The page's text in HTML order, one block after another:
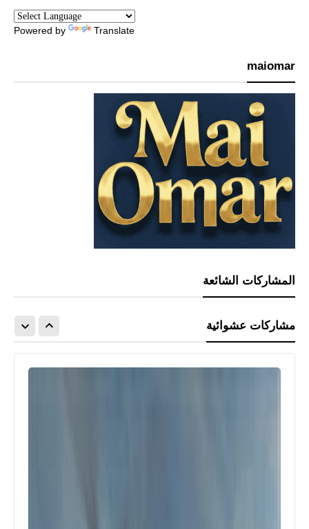
Powered by Translate
maiomar
المشاركات الشائعة
مشاركات عشوائية